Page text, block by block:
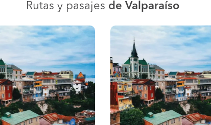
Rutas y pasajes de Valparaíso